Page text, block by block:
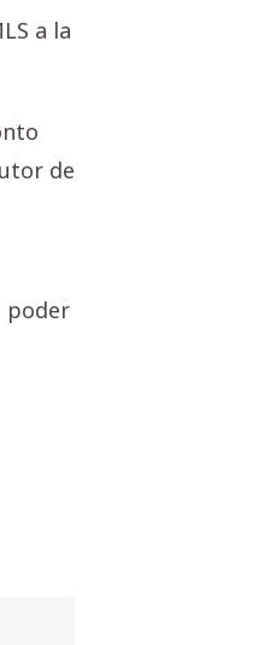
a la
de
poder